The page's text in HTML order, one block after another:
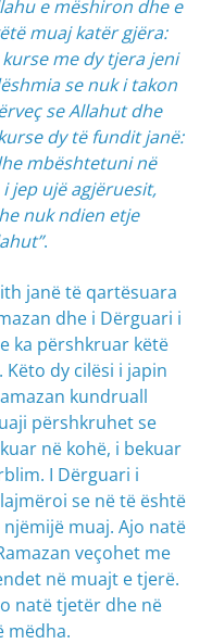
e mëshiron dhe e
muaj katër gjëra:
me dy tjera jeni
se nuk i takon
se Allahut dhe
dy të fundit janë:
mbështetuni në
jep ujë agjëruesit,
nuk ndien etje
.
janë të qartësuara
dhe i Dërguari i
ka përshkruar këtë
dy cilësi i japin
kundruall
përshkruhet se
në kohë, i bekuar
I Dërguari i
se në të është
muaj. Ajo natë
veçohet me
në muajt e tjerë.
natë tjetër dhe në
mëdha.